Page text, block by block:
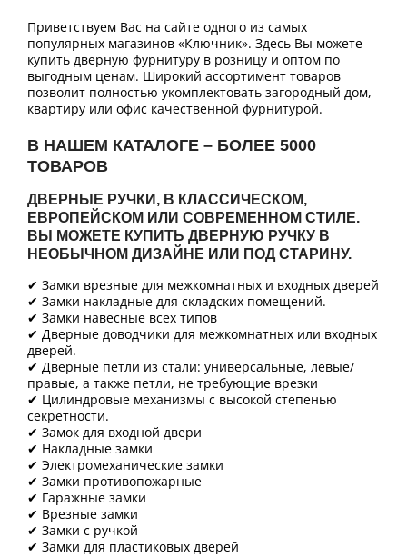
Приветствуем Вас на сайте одного из самых
популярных магазинов «Ключник». Здесь Вы можете
купить дверную фурнитуру в розницу и оптом по
выгодным ценам. Широкий ассортимент товаров
позволит полностью укомплектовать загородный дом,
квартиру или офис качественной фурнитурой.
В НАШЕМ КАТАЛОГЕ – БОЛЕЕ 5000
ТОВАРОВ
ДВЕРНЫЕ РУЧКИ, В КЛАССИЧЕСКОМ,
ЕВРОПЕЙСКОМ ИЛИ СОВРЕМЕННОМ СТИЛЕ.
ВЫ МОЖЕТЕ КУПИТЬ ДВЕРНУЮ РУЧКУ В
НЕОБЫЧНОМ ДИЗАЙНЕ ИЛИ ПОД СТАРИНУ.
✔ Замки врезные для межкомнатных и входных дверей
✔ Замки накладные для складских помещений.
✔ Замки навесные всех типов
✔ Дверные доводчики для межкомнатных или входных
дверей.
✔ Дверные петли из стали: универсальные, левые/
правые, а также петли, не требующие врезки
✔ Цилиндровые механизмы с высокой степенью
секретности.
✔ Замок для входной двери
✔ Накладные замки
✔ Электромеханические замки
✔ Замки противопожарные
✔ Гаражные замки
✔ Врезные замки
✔ Замки с ручкой
✔ Замки для пластиковых дверей